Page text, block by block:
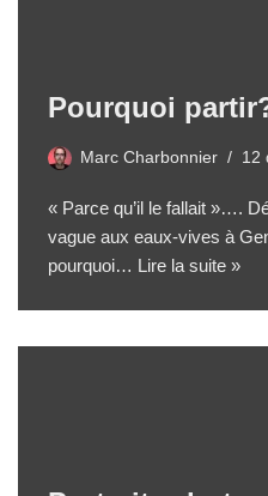
Pourquoi
Marc Charbonnier 12
« Parce qu’il le fallait »….
vague aux eaux-vives à
pourquoi… Lire la suite »